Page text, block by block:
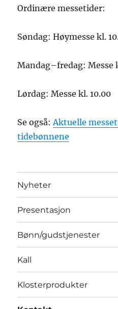
Ordinære messetider:
Søndag: Høymesse kl.
Mandag–fredag: Messe
Lørdag: Messe kl. 10.00
Se også:Aktuelle
tidebønnene
Nyheter
Presentasjon
Bønn/gudstjenester
Kall
Klosterprodukter